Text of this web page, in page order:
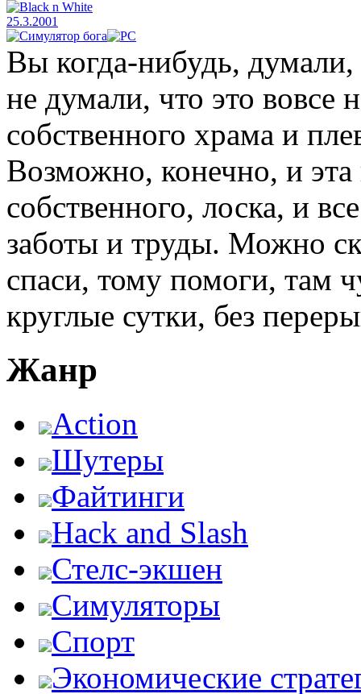
25.3.2001
Вы когда-нибудь,
не думали, что это вовсе
собственного храма и
Возможно, конечно, и эта
собственного, лоска, и
заботы и труды. Можно
спаси, тому помоги, там
круглые сутки, без
Жанр
Action
Шутеры
Файтинги
Hack and Slash
Стелс-экшен
Симуляторы
Спорт
Экономические